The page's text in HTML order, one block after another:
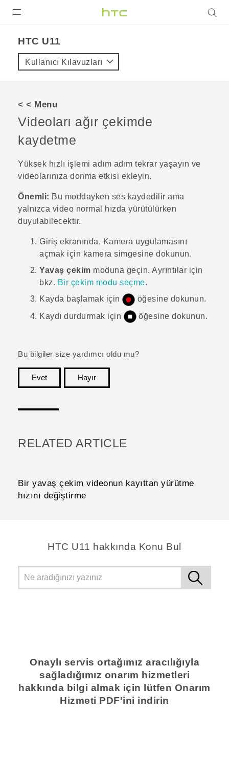
VIVE
VIVERSE
DESTEK
HTC U11‎
Kullanıcı Kılavuzları
< < Menu
Videoları ağır çekimde
kaydetme
Yüksek hızlı işlemi adım adım tekrar yaşayın ve
videolarınıza donma etkisi ekleyin.
Önemli: Bu moddayken ses kaydedilir ama
yalnızca video normal hızda yürütülürken
duyulabilecektir.
Giriş ekranında, Kamera uygulamasını
açmak için kamera simgesine dokunun.
Yavaş çekim moduna geçin. Ayrıntılar için
bkz. Bir çekim modu seçme.
Kayda başlamak için
öğesine dokunun.
Kaydı durdurmak için
öğesine dokunun.
Bu bilgiler size yardımcı oldu mu?
Evet
Hayır
RELATED ARTICLE
Bir yavaş çekim videonun kayıttan yürütme
hızını değiştirme
HTC U11 hakkında Konu Bul
Onaylı servis ortağımız aracılığıyla
sağladığımız onarım hizmetleri
hakkında bilgi almak için lütfen Onarım
Hizmeti PDF'ini indirin